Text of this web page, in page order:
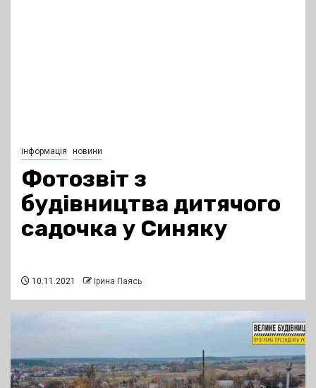
інформація новини
Фотозвіт з
будівництва дитячого
садочка у Синяку
10.11.2021 Ірина Паясь